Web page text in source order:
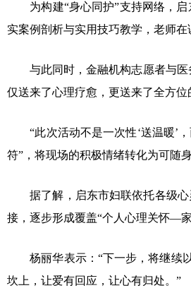
为构建“身心同护”支持网络，启
实案例剖析与实用技巧教学，老师
与此同时，金融机构志愿者与医
仅送来了心理疗愈，更送来了全方
“此次活动不是一次性‘送温暖’，
符”，将现场的积极情绪转化为可随
据了解，启东市妇联依托各级心
接，逐步形成覆盖“个人心理关怀—
杨丽华表示：“下一步，将继续以
坎上，让爱有回应，让心有归处。”